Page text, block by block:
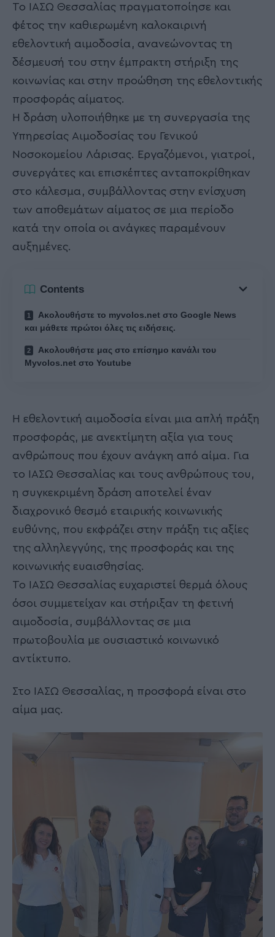
Το ΙΑΣΩ Θεσσαλίας πραγματοποίησε και
φέτος την καθιερωμένη καλοκαιρινή
εθελοντική αιμοδοσία, ανανεώνοντας τη
δέσμευσή του στην έμπρακτη στήριξη της
κοινωνίας και στην προώθηση της εθελοντικής
προσφοράς αίματος.
Η δράση υλοποιήθηκε με τη συνεργασία της
Υπηρεσίας Αιμοδοσίας του Γενικού
Νοσοκομείου Λάρισας. Εργαζόμενοι, γιατροί,
συνεργάτες και επισκέπτες ανταποκρίθηκαν
στο κάλεσμα, συμβάλλοντας στην ενίσχυση
των αποθεμάτων αίματος σε μια περίοδο
κατά την οποία οι ανάγκες παραμένουν
αυξημένες.
Contents
Ακολουθήστε το myvolos.net στο Google News
και μάθετε πρώτοι όλες τις ειδήσεις.
Ακολουθήστε μας στο επίσημο κανάλι του
Myvolos.net στο Youtube
Η εθελοντική αιμοδοσία είναι μια απλή πράξη
προσφοράς, με ανεκτίμητη αξία για τους
ανθρώπους που έχουν ανάγκη από αίμα. Για
το ΙΑΣΩ Θεσσαλίας και τους ανθρώπους του,
η συγκεκριμένη δράση αποτελεί έναν
διαχρονικό θεσμό εταιρικής κοινωνικής
ευθύνης, που εκφράζει στην πράξη τις αξίες
της αλληλεγγύης, της προσφοράς και της
κοινωνικής ευαισθησίας.
Το ΙΑΣΩ Θεσσαλίας ευχαριστεί θερμά όλους
όσοι συμμετείχαν και στήριξαν τη φετινή
αιμοδοσία, συμβάλλοντας σε μια
πρωτοβουλία με ουσιαστικό κοινωνικό
αντίκτυπο.
Στο ΙΑΣΩ Θεσσαλίας, η προσφορά είναι στο
αίμα μας.